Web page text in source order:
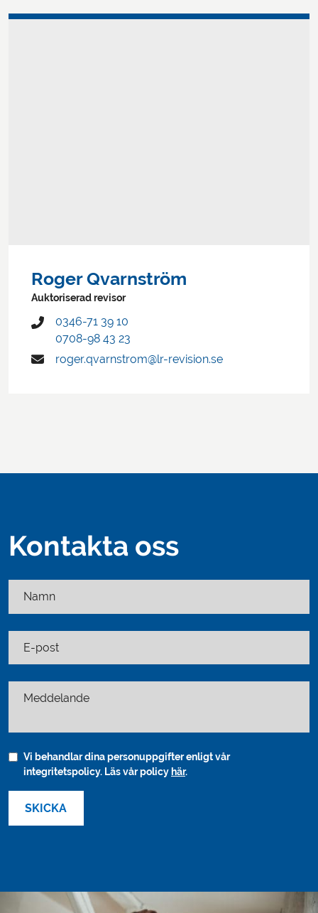
Roger Qvarnström
Auktoriserad revisor
0346-71 39 10
0708-98 43 23
roger.qvarnstrom@lr-revision.se
Kontakta oss
Namn
E-post
Vi behandlar dina personuppgifter enligt vår
integritetspolicy. Läs vår policy här.